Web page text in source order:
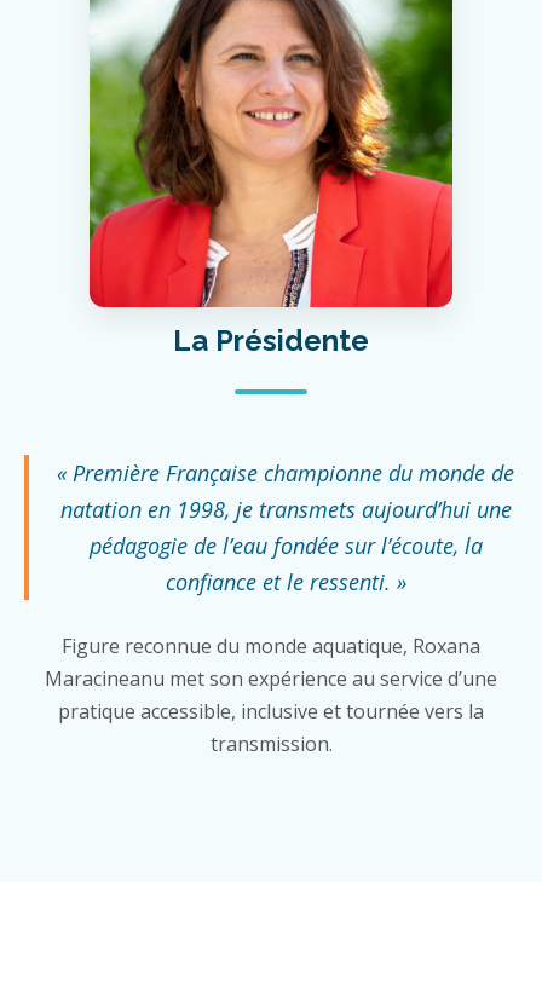
La Présidente
« Première Française championne du monde de
natation en 1998, je transmets aujourd’hui une
pédagogie de l’eau fondée sur l’écoute, la
confiance et le ressenti. »
Figure reconnue du monde aquatique, Roxana
Maracineanu met son expérience au service d’une
pratique accessible, inclusive et tournée vers la
transmission.